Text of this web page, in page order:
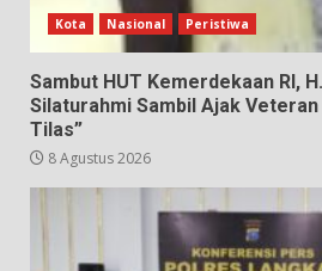
Kota Nasional Peristiwa
Sambut HUT Kemerdekaan RI,
Silaturahmi Sambil Ajak Veteran
Tilas”
8 Agustus 2026